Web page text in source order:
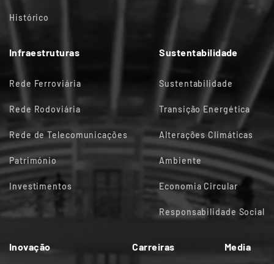
Histórico
Infraestruturas
Rede Ferroviária
Rede Rodoviária
Rede de Telecomunicações
Património
Investimentos
Sustentabilidade
Sustentabilidade
Transição Energética
Alterações Climáticas
Ambiente
Economia Circular
Responsabilidade Social
Inovação Carreiras Media